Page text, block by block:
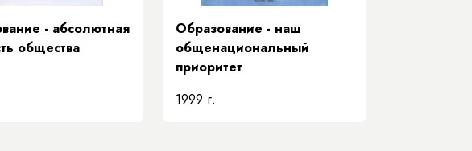
- абсолютная
общества
Образование - наш
общенациональный
приоритет
1999 г.